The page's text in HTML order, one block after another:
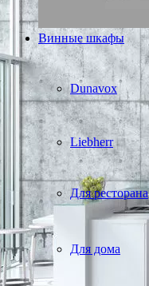
Винные шкафы
Dunavox
Liebherr
Для ресторана
Для дома